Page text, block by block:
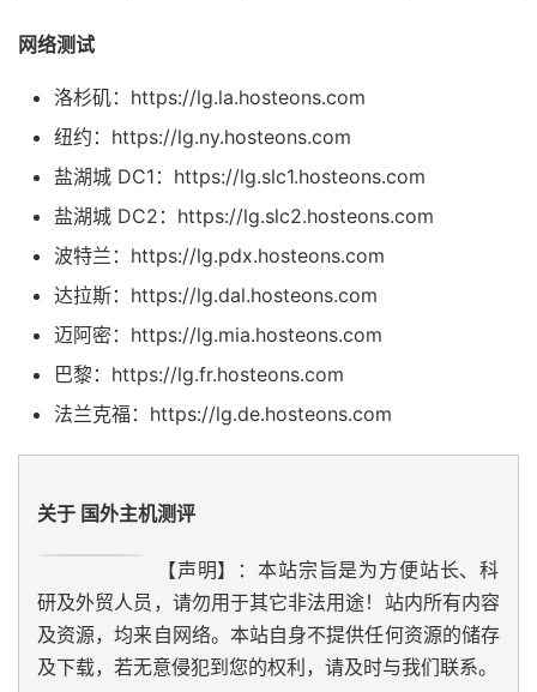
网络测试
洛杉矶：https://lg.la.hosteons.com
纽约：https://lg.ny.hosteons.com
盐湖城 DC1：https://lg.slc1.hosteons.com
盐湖城 DC2：https://lg.slc2.hosteons.com
波特兰：https://lg.pdx.hosteons.com
达拉斯：https://lg.dal.hosteons.com
迈阿密：https://lg.mia.hosteons.com
巴黎：https://lg.fr.hosteons.com
法兰克福：https://lg.de.hosteons.com
关于 国外主机测评
【声明】：本站宗旨是为方便站长、科
研及外贸人员，请勿用于其它非法用途！站内所有内容
及资源，均来自网络。本站自身不提供任何资源的储存
及下载，若无意侵犯到您的权利，请及时与我们联系。